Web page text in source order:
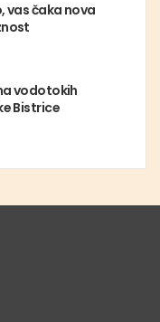
vas čaka nova
vodotokih
Bistrice